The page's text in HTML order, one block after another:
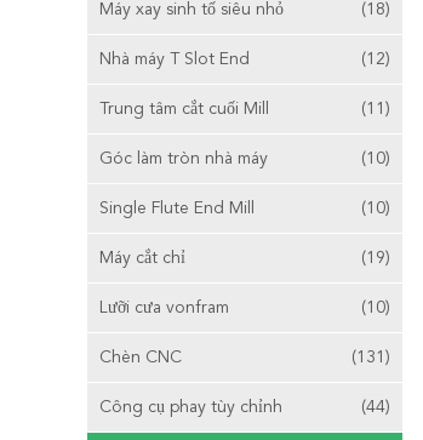
Máy xay sinh tố siêu nhỏ (18)
Nhà máy T Slot End (12)
Trung tâm cắt cuối Mill (11)
Góc làm tròn nhà máy (10)
Single Flute End Mill (10)
Máy cắt chỉ (19)
Lưỡi cưa vonfram (10)
Chèn CNC (131)
Công cụ phay tùy chỉnh (44)